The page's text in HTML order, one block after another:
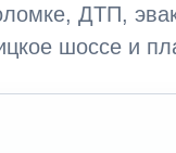
ДТП,
шоссе и